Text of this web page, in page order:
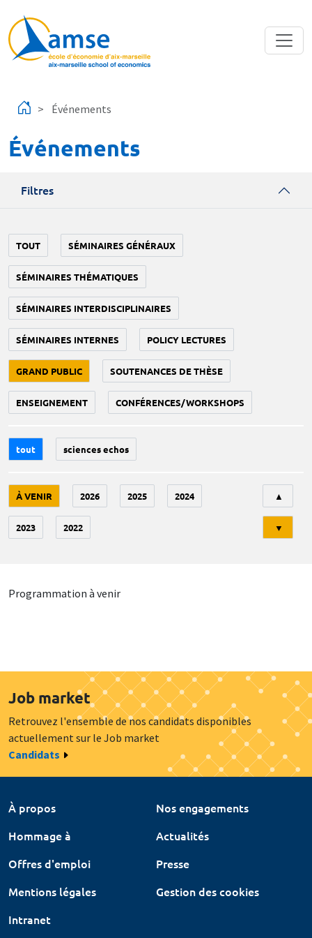
Événements
Événements
Filtres
TOUT SÉMINAIRES GÉNÉRAUX
SÉMINAIRES THÉMATIQUES
SÉMINAIRES INTERDISCIPLINAIRES
SÉMINAIRES INTERNES POLICY LECTURES
GRAND PUBLIC SOUTENANCES DE THÈSE
ENSEIGNEMENT CONFÉRENCES/WORKSHOPS
tout sciences echos
À VENIR 2026 2025 2024
2023 2022
▲
▼
Programmation à venir
Job market
Retrouvez l'ensemble de nos candidats disponibles
actuellement sur le Job market
Candidats
À propos
Nos engagements
Hommage à
Actualités
Offres d'emploi
Presse
Mentions légales
Gestion des cookies
Intranet